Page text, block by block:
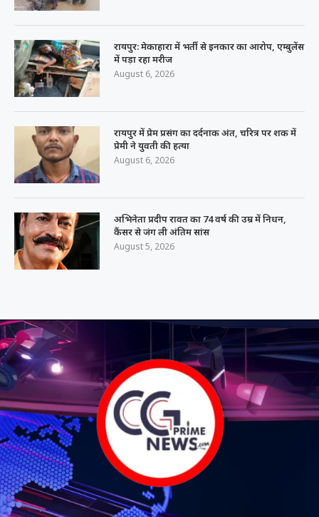
रायपुर: मेकाहारा में भर्ती से इनकार का आरोप, एम्बुलेंस
में पड़ा रहा मरीज
August 6, 2026
रायपुर में प्रेम प्रसंग का दर्दनाक अंत, चरित्र पर शक में
प्रेमी ने युवती की हत्या
August 6, 2026
अभिनेता प्रदीप रावत का 74 वर्ष की उम्र में निधन,
कैंसर से जंग ली अंतिम सांस
August 5, 2026